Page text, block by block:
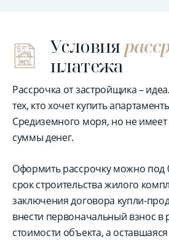
Условия
платежа
Рассрочка от застройщика –
тех, кто хочет купить
Средиземного моря, но не имеет
суммы денег.
Оформить рассрочку можно под
срок строительства жилого
заключения договора купли-
внести первоначальный взнос в
стоимости объекта, а